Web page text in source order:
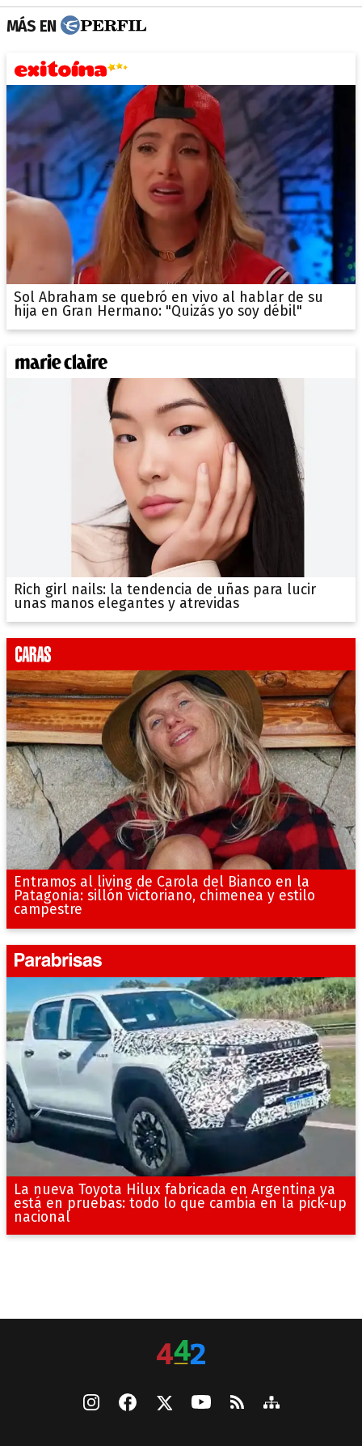
MÁS EN
Sol Abraham se quebró en vivo al hablar de su
hija en Gran Hermano: "Quizás yo soy débil"
Rich girl nails: la tendencia de uñas para lucir
unas manos elegantes y atrevidas
Entramos al living de Carola del Bianco en la
Patagonia: sillón victoriano, chimenea y estilo
campestre
La nueva Toyota Hilux fabricada en Argentina ya
está en pruebas: todo lo que cambia en la pick-up
nacional